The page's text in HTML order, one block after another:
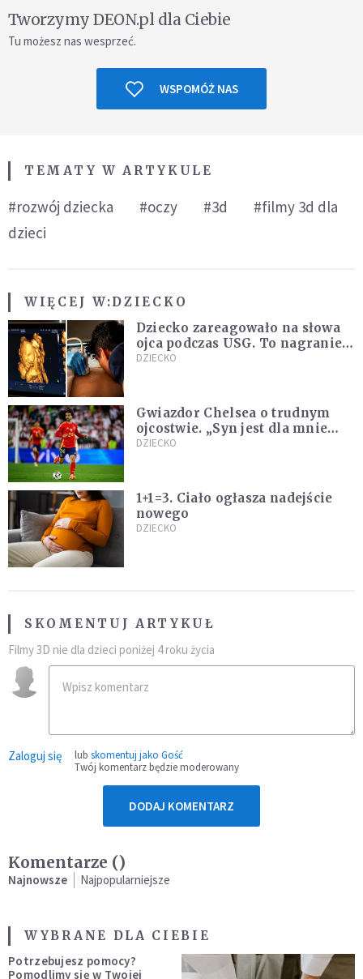
Tworzymy DEON.pl dla Ciebie
Tu możesz nas wesprzeć.
WSPOMÓŻ NAS
TEMATY W ARTYKULE
#rozwój dziecka #oczy #3d
#filmy 3d dla
dzieci
WIĘCEJ W:DZIECKO
Dziecko zareagowało na słowa
ojca podczas USG. To nagranie
podbija sieć
DZIECKO
Gwiazdor Chelsea o trudnym
ojcostwie. „Syn jest dla mnie
ważniejszy niż sportowe trofea”
DZIECKO
1+1=3. Ciało ogłasza nadejście
nowego
DZIECKO
SKOMENTUJ ARTYKUŁ
Filmy 3D nie dla dzieci poniżej 4 roku życia
Zaloguj się lub skomentuj jako Gość
Twój komentarz będzie moderowany
DODAJ KOMENTARZ
Komentarze ()
Najnowsze Najpopularniejsze
WYBRANE DLA CIEBIE
Potrzebujesz pomocy?
Pomodlimy się w Twojej